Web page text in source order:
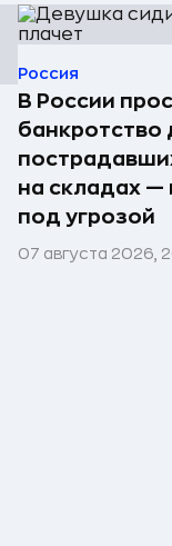
Россия
В России
банкротство
на складах —
под угрозой
07 августа 2026,